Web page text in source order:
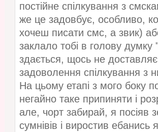
постійне спілкування з
же це задовбує, особливо,
хочеш писати смс, а звик)
заклало тобі в голову думку
здається, щось не доставляє
задоволення спілкування з
На цьому етапі з мого боку
негайно таке припиняти і
але, чорт забирай, я посіяв
сумнівів і виростив ебанись